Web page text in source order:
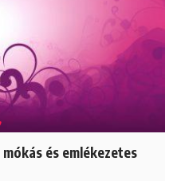
és emlékezetes